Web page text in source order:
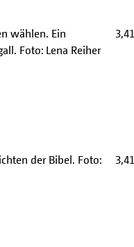
wählen. Ein
Foto: Lena Reiher
der Bibel. Foto: